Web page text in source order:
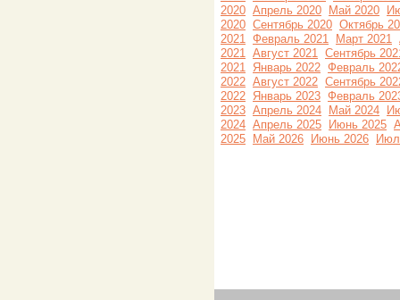
2020 Апрель 2020 Май 2020
2020 Сентябрь 2020 Октябрь
2021 Февраль 2021 Март 2021
2021 Август 2021 Сентябрь
2021 Январь 2022 Февраль
2022 Август 2022 Сентябрь
2022 Январь 2023 Февраль
2023 Апрель 2024 Май 2024
2024 Апрель 2025 Июнь 2025
2025
Май 2026 Июнь 2026